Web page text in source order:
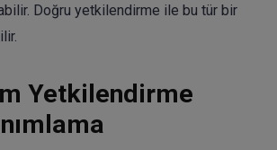
Doğru yetkilendirme ile bu tür bir
Yetkilendirme